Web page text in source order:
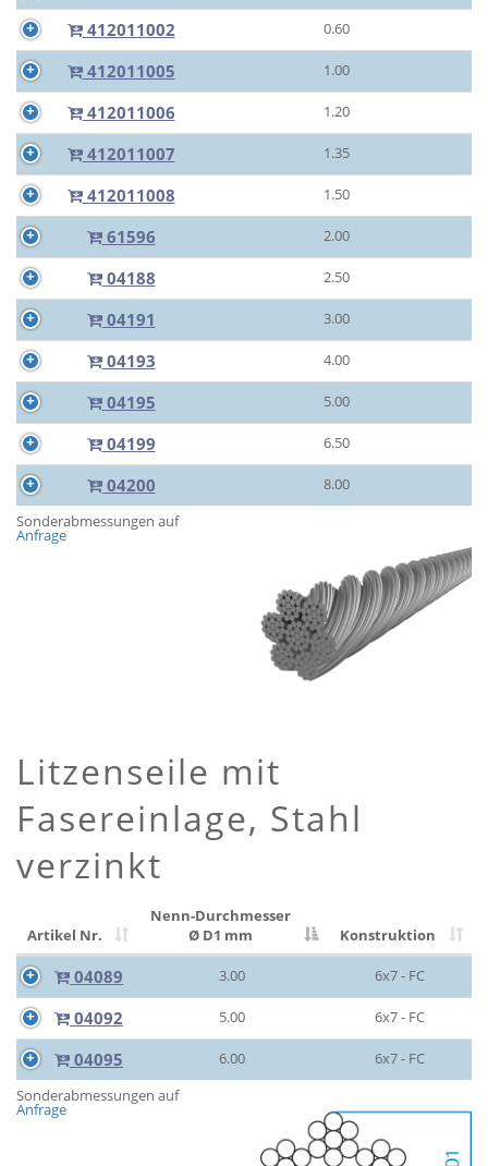
412011002 0.60
412011005 1.00
412011006 1.20
412011007 1.35
412011008 1.50
61596 2.00
04188 2.50
04191 3.00
04193 4.00
04195 5.00
04199 6.50
04200
8.00
Sonderabmessungen auf
Anfrage
Litzenseile mit
Fasereinlage, Stahl
verzinkt
Artikel Nr.
Nenn-Durchmesser
Ø D1 mm
Konstruktion
04089 3.00 6x7 - FC
04092 5.00 6x7 - FC
04095 6.00
6x7 - FC
Sonderabmessungen auf
Anfrage